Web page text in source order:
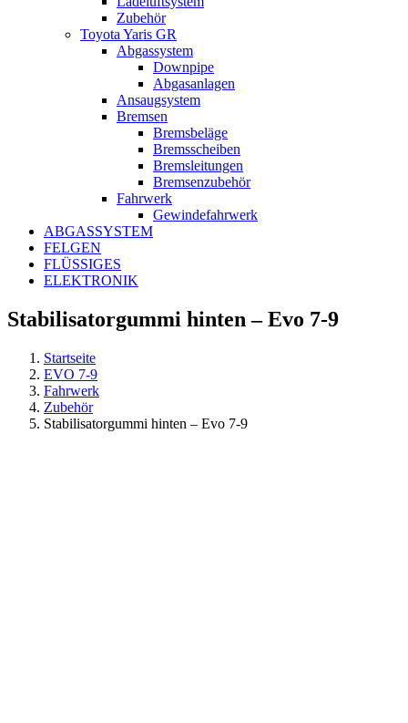
Zubehör
Toyota Yaris GR
Abgassystem
Downpipe
Abgasanlagen
Ansaugsystem
Bremsen
Bremsbeläge
Bremsscheiben
Bremsleitungen
Bremsenzubehör
Fahrwerk
Gewindefahrwerk
ABGASSYSTEM
FELGEN
FLÜSSIGES
ELEKTRONIK
Stabilisatorgummi hinten – Evo 7-9
Startseite
EVO 7-9
Fahrwerk
Zubehör
Stabilisatorgummi hinten – Evo 7-9